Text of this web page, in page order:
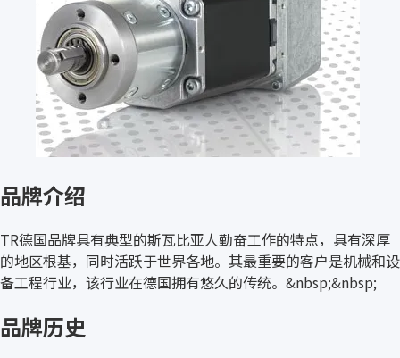
品牌介绍
TR德国品牌具有典型的斯瓦比亚人勤奋工作的特点，具有深厚
的地区根基，同时活跃于世界各地。其最重要的客户是机械和设
备工程行业，该行业在德国拥有悠久的传统。&nbsp;&nbsp;
品牌历史